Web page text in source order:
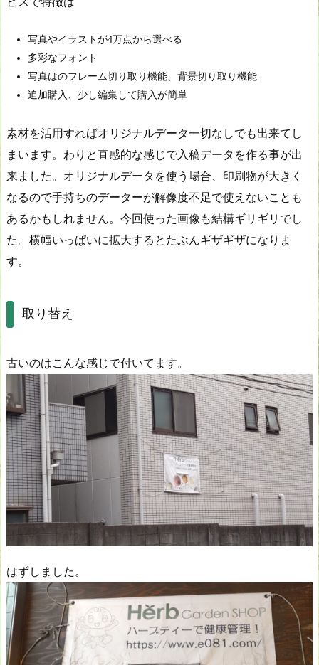
写真やイラストが4万点から選べる
多彩なフォント
写真はのフレーム切り取り機能、背景切り取り機能
追加購入、少し編集して購入が簡単
素材を活用すればオリジナルデータ一切なしでも出来てし
まいます。わりと直感的な感じで入稿データを作る事が出
来ました。オリジナルデータを使う場合、印刷物が大きく
なるので手持ちのデーターが解像度不足で使えないことも
あるかもしれません。今回使った画像も結構ギリギリでし
た。横幅いっぱいに拡大するとたぶんギザギザになりま
す。
取り替え
古いのはこんな感じで付いてます。
はずしました。